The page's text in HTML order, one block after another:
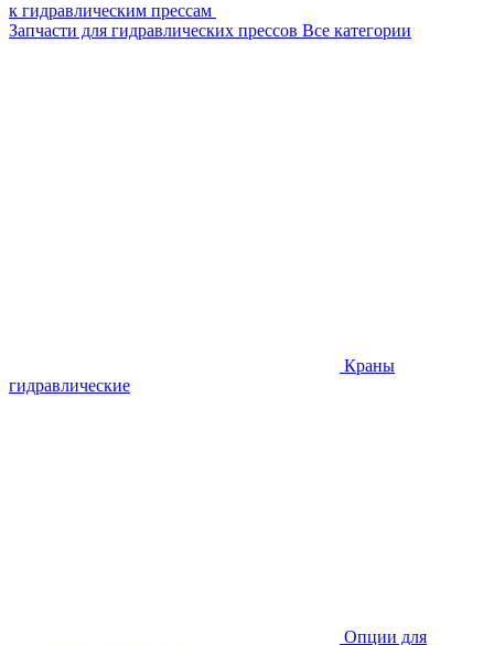
к гидравлическим прессам
Запчасти для гидравлических прессов Все категории
Краны
гидравлические
Опции для